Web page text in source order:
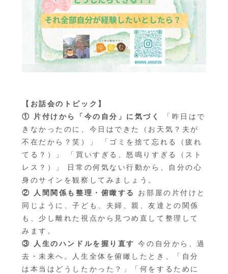
【お話会のトピック】
① 片付けから「今の自分」に気づく
「昨日はで
きなかったのに、今日はできた（お天気？夫が
不在だから？笑）」 「ゴミを捨て忘れる（疲れ
てる？）」 「買いすぎる、怒鳴りすぎる（スト
レス？）」 日常の何気ない行動から、自分の心
身のサインを観察してみましょう。
② 人間関係も整理・俯瞰する
お部屋の片付けと
同じように、子ども、夫婦、親、友達との関係
も、少し離れた視点から見つめ直して整理して
みます。
③ 人生のハンドルを握り直す 今の自分から、過
去・未来へ。人生全体を俯瞰したとき、「自分
は本当はどうしたかった？」「何をするために